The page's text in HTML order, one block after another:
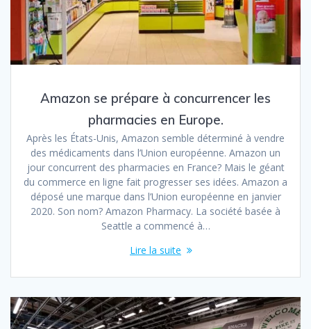
Amazon se prépare à concurrencer les
pharmacies en Europe.
Après les États-Unis, Amazon semble déterminé à vendre
des médicaments dans l’Union européenne. Amazon un
jour concurrent des pharmacies en France? Mais le géant
du commerce en ligne fait progresser ses idées. Amazon a
déposé une marque dans l’Union européenne en janvier
2020. Son nom? Amazon Pharmacy. La société basée à
Seattle a commencé à…
Lire la suite